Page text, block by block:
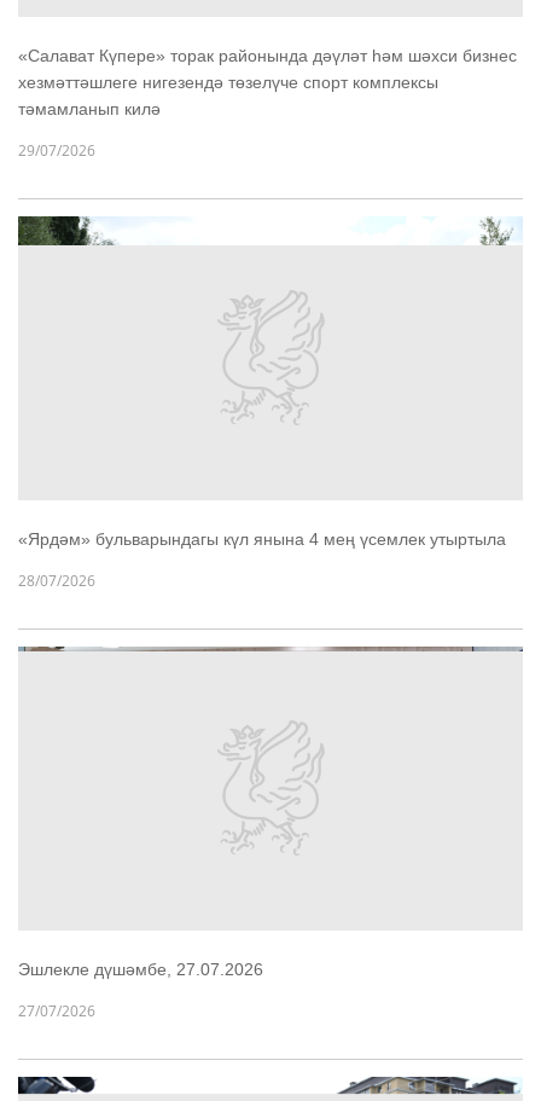
«Салават Күпере» торак районында дәүләт һәм шәхси бизнес
хезмәттәшлеге нигезендә төзелүче спорт комплексы
тәмамланып килә
29/07/2026
«Ярдәм» бульварындагы күл янына 4 мең үсемлек утыртыла
28/07/2026
Эшлекле дүшәмбе, 27.07.2026
27/07/2026